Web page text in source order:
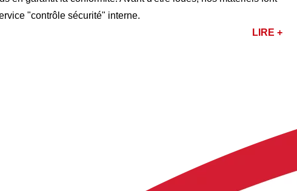
"contrôle sécurité" interne.
LIRE +